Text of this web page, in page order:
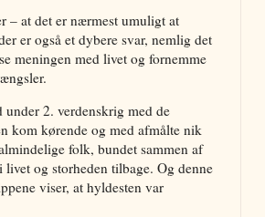
– at det er nærmest umuligt at
er også et dybere svar, nemlig det
meningen med livet og fornemme
2. verdenskrig med de
kom kørende og med afmålte nik
folk, bundet sammen af
og storheden tilbage. Og denne
viser, at hyldesten var